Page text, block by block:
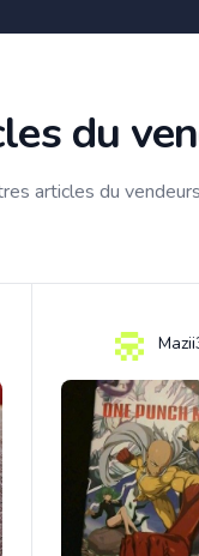
du
articles du vendeurs